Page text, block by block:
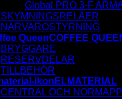
Global PRO 3-F
SKYMNINGSRELÄER
NÄRVAROSTYRNING
COFFEE
BRYGGARE
RESERVDELAR
TILLBEHÖR
ELMATERIAL
CENTRAL OCH